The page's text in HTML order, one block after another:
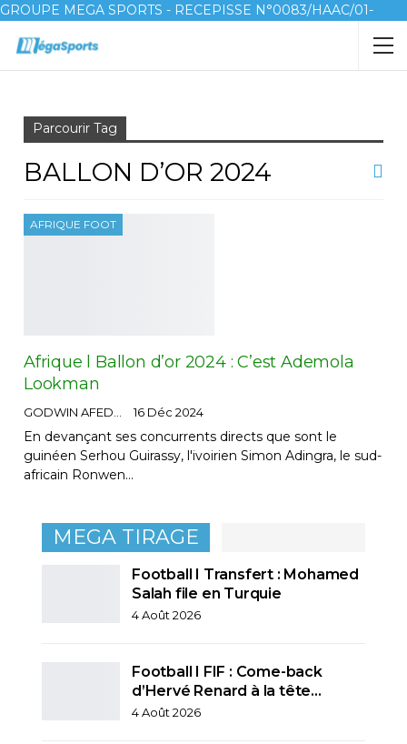
GROUPE MEGA SPORTS - RECEPISSE N°0083/HAAC/01-
Parcourir Tag
BALLON D’OR 2024
AFRIQUE FOOT
Afrique l Ballon d’or 2024 : C’est Ademola
Lookman
16 Déc 2024
En devançant ses concurrents directs que sont le
guinéen Serhou Guirassy, l'ivoirien Simon Adingra, le sud-
africain Ronwen…
MEGA TIRAGE
Football I Transfert : Mohamed
Salah file en Turquie
4 Août 2026
Football I FIF : Come-back
d’Hervé Renard à la tête…
4 Août 2026